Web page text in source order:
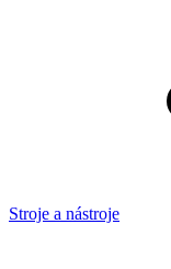
Stroje a nástroje